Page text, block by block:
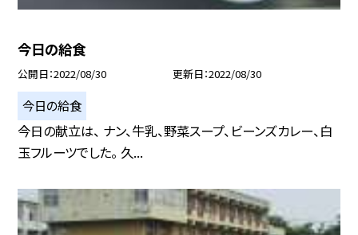
今日の給食
公開日 2022/08/30 更新日 2022/08/30
今日の給食
今日の献立は、 ナン、牛乳、野菜スープ、ビーンズカレー、白
玉フルーツでした。 久...